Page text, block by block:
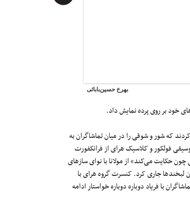
بهرخ حسین‌بابائی
خود بر روی پرده نمایش داد.
که شور و شوقی را در میان تماشاگران به
فولکور و کلاسیک هرای از فرانکفورت
حکایت می‌کند» از مولانا با نوای سازهای
لبخندها جاری کرد. کنسرت گروه هرای با
با فریاد دوباره دوباره خواستار ادامه